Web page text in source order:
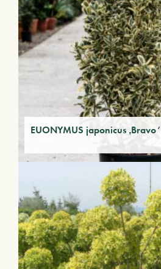
EUONYMUS japonicus ‚Bravo‘